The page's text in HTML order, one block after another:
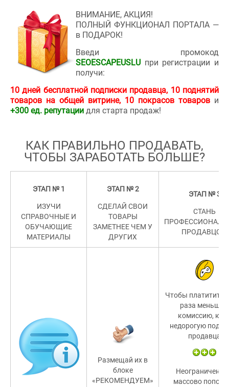
ВНИМАНИЕ, АКЦИЯ!
ПОЛНЫЙ ФУНКЦИОНАЛ ПОРТАЛА —
в ПОДАРОК!
Введи промокод
SEOESCAPEUSLU при регистрации и
получи:
10 дней бесплатной подписки продавца, 10 поднятий
товаров на общей витрине, 10 покрасов товаров и
+300 ед. репутации для старта продаж!
КАК ПРАВИЛЬНО ПРОДАВАТЬ,
ЧТОБЫ ЗАРАБОТАТЬ БОЛЬШЕ?
ЭТАП № 1
ИЗУЧИ
СПРАВОЧНЫЕ И
ОБУЧАЮЩИЕ
МАТЕРИАЛЫ
ЭТАП № 2
СДЕЛАЙ СВОИ
ТОВАРЫ
ЗАМЕТНЕЕ ЧЕМ У
ДРУГИХ
ЭТАП № 3
СТАНЬ
ПРОДАВЦОМ
Размещай их в
блоке
«РЕКОМЕНДУЕМ»
Чтобы платитить
раза меньшую
комиссию,
недорогую
продавца
Неограниченно
массово